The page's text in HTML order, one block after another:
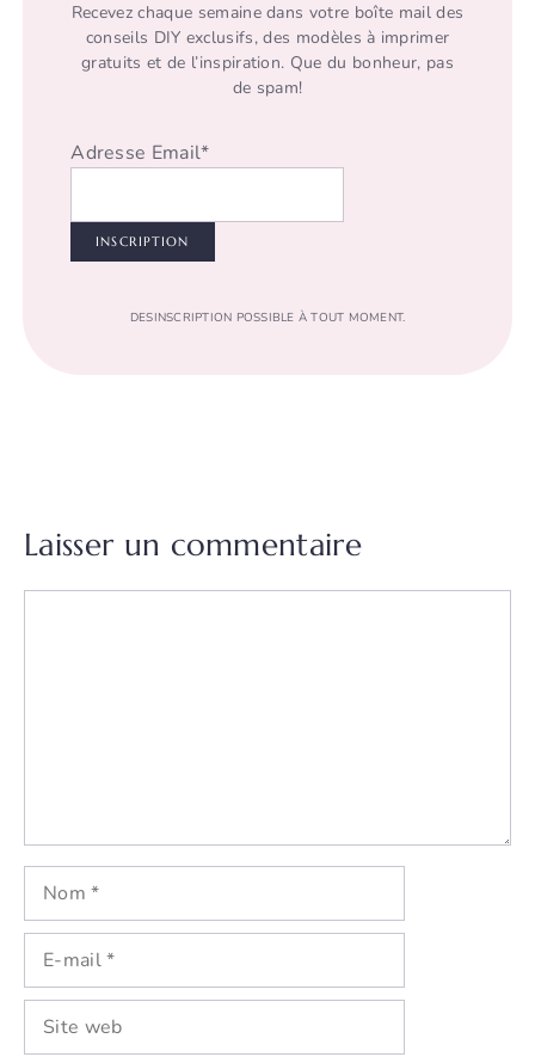
Recevez chaque semaine dans votre boîte mail des
conseils DIY exclusifs, des modèles à imprimer
gratuits et de l’inspiration. Que du bonheur, pas
de spam!
Adresse Email*
DESINSCRIPTION POSSIBLE À TOUT MOMENT.
Laisser un commentaire
Nom
mail
Site
web